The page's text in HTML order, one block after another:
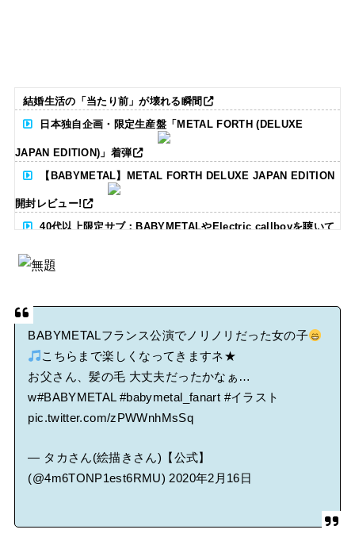
結婚生活の「当たり前」が壊れる瞬間
日本独自企画・限定生産盤「METAL FORTH (DELUXE
JAPAN EDITION)」着弾
【BABYMETAL】METAL FORTH DELUXE JAPAN EDITION
開封レビュー!
40代以上限定サブ：BABYMETALやElectric callboyを聴いて
る人いる？ 【海外の反応】
BABYMETALフランス公演でノリノリだった女の子
こちらまで楽しくなってきますネ★
お父さん、髪の毛 大丈夫だったかなぁ…
w#BABYMETAL #babymetal_fanart #イラスト
pic.twitter.com/zPWWnhMsSq
— タカさん(絵描きさん)【公式】
(@4m6TONP1est6RMU) 2020年2月16日